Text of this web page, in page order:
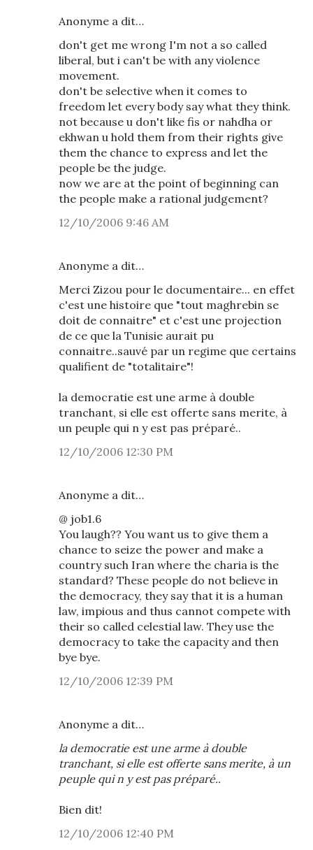
Anonyme a dit…
don't get me wrong I'm not a so called
liberal, but i can't be with any violence
movement.
don't be selective when it comes to
freedom let every body say what they think.
not because u don't like fis or nahdha or
ekhwan u hold them from their rights give
them the chance to express and let the
people be the judge.
now we are at the point of beginning can
the people make a rational judgement?
12/10/2006 9:46 AM
Anonyme a dit…
Merci Zizou pour le documentaire... en effet
c'est une histoire que "tout maghrebin se
doit de connaitre" et c'est une projection
de ce que la Tunisie aurait pu
connaitre..sauvé par un regime que certains
qualifient de "totalitaire"!
la democratie est une arme à double
tranchant, si elle est offerte sans merite, à
un peuple qui n y est pas préparé..
12/10/2006 12:30 PM
Anonyme a dit…
@ job1.6
You laugh?? You want us to give them a
chance to seize the power and make a
country such Iran where the charia is the
standard? These people do not believe in
the democracy, they say that it is a human
law, impious and thus cannot compete with
their so called celestial law. They use the
democracy to take the capacity and then
bye bye.
12/10/2006 12:39 PM
Anonyme a dit…
la democratie est une arme à double
tranchant, si elle est offerte sans merite, à un
peuple qui n y est pas préparé..
Bien dit!
12/10/2006 12:40 PM